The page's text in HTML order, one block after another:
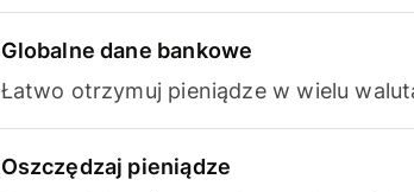
Globalne dane bankowe
Łatwo otrzymuj pieniądze w wielu
Oszczędzaj pieniądze